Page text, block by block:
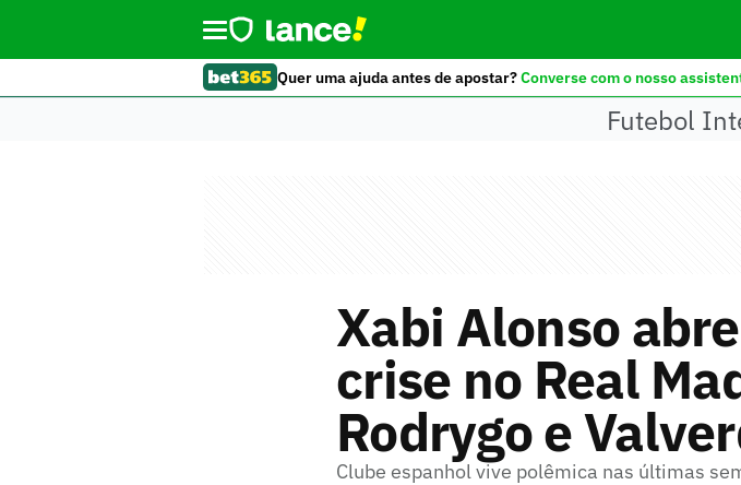
Quer uma ajuda antes de apostar?Converse com o nosso
Futebol
Xabi Alonso
crise no Real
Rodrygo e
Clube espanhol vive polêmica nas últimas